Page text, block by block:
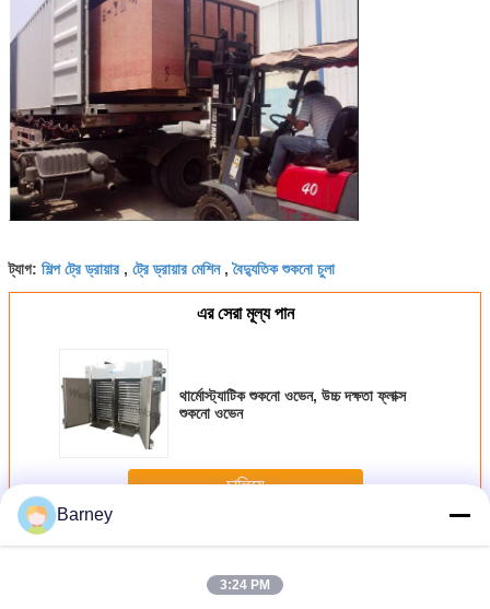
ট্যাগ: শিল্প ট্রে ড্রায়ার , ট্রে ড্রায়ার মেশিন,বৈদ্যুতিক শুকনো চুলা
এর সেরা মূল্য পান
থার্মোস্ট্যাটিক শুকনো ওভেন, উচ্চ দক্ষতা ফ্লাক্স
শুকনো ওভেন
চালিয়ে
অধিকট্রে শুকনো ওভেন
Barney
3:24 PM